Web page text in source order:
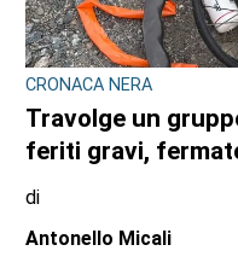
CRONACA NERA
Travolge un
feriti gravi,
di
Antonello Micali